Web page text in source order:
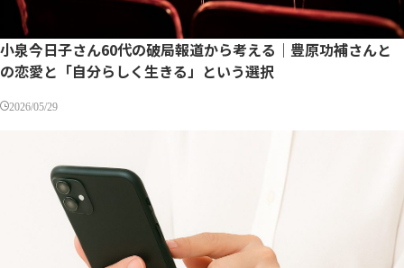
小泉今日子さん60代の破局報道から考える｜豊原功補さんと
の恋愛と「自分らしく生きる」という選択
2026/05/29